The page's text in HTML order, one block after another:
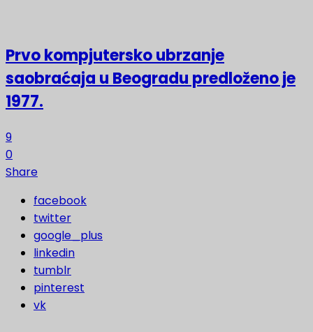
Prvo kompjutersko ubrzanje
saobraćaja u Beogradu predloženo je
1977.
9
0
Share
facebook
twitter
google_plus
linkedin
tumblr
pinterest
vk